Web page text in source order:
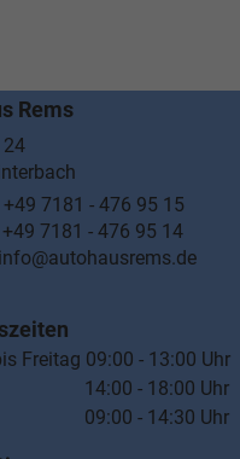
Rems
24
+49 7181 - 476 95 15
+49 7181 - 476 95 14
info@autohausrems.de
Freitag 09:00 - 13:00 Uhr
- 18:00 Uhr
09:00 - 14:30 Uhr